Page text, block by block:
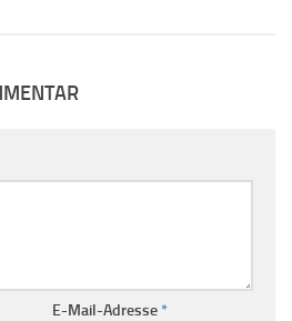
E-Mail-Adresse*